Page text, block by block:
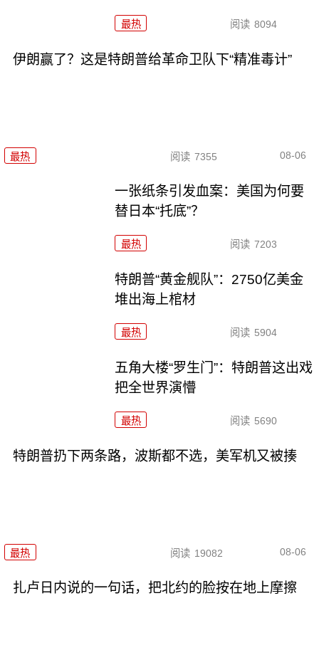
最热 阅读 8094
伊朗赢了？这是特朗普给革命卫队下“精准毒计”
最热 阅读 7355 08-06
一张纸条引发血案：美国为何要
替日本“托底”？
最热 阅读 7203
特朗普“黄金舰队”：2750亿美金
堆出海上棺材
最热 阅读 5904
五角大楼“罗生门”：特朗普这出戏
把全世界演懵
最热 阅读 5690
特朗普扔下两条路，波斯都不选，美军机又被揍
最热 阅读 19082 08-06
扎卢日内说的一句话，把北约的脸按在地上摩擦